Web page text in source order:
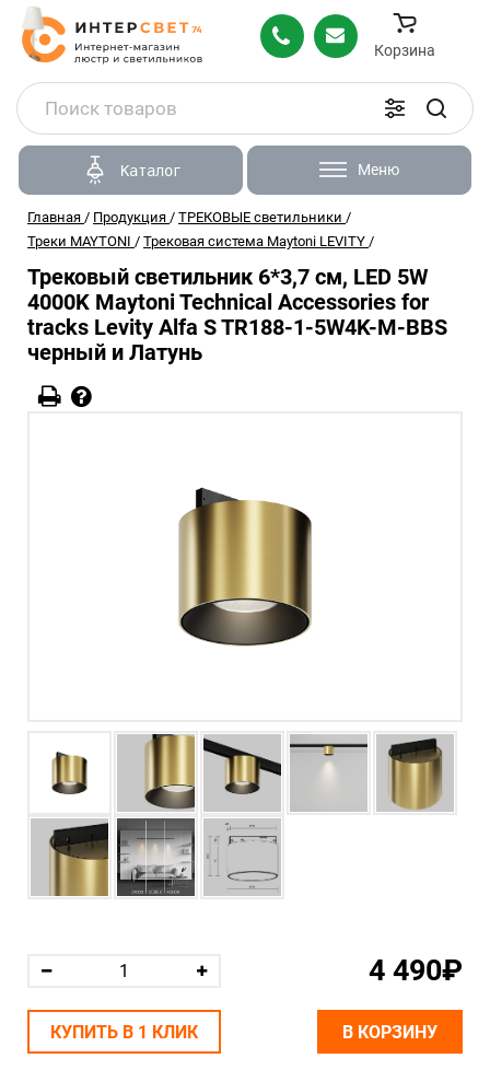
Корзина
Каталог Меню
Главная / Продукция / ТРЕКОВЫЕ светильники /
Треки MAYTONI / Трековая система Maytoni LEVITY /
Трековый светильник 6*3,7 см, LED 5W
4000K Maytoni Technical Accessories for
tracks Levity Alfa S TR188-1-5W4K-M-BBS
черный и Латунь
4 490₽
КУПИТЬ В 1 КЛИК В КОРЗИНУ